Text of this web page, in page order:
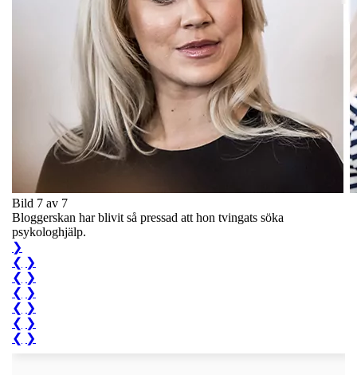
Bild 7 av 7
Bloggerskan har blivit så pressad att hon tvingats söka
psykologhjälp.
❯
❮ ❯
❮ ❯
❮ ❯
❮ ❯
❮ ❯
❮ ❯